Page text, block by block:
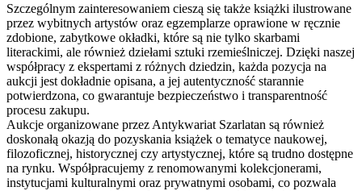
Szczególnym zainteresowaniem cieszą się także książki ilustrowane
przez wybitnych artystów oraz egzemplarze oprawione w ręcznie
zdobione, zabytkowe okładki, które są nie tylko skarbami
literackimi, ale również dziełami sztuki rzemieślniczej. Dzięki naszej
współpracy z ekspertami z różnych dziedzin, każda pozycja na
aukcji jest dokładnie opisana, a jej autentyczność starannie
potwierdzona, co gwarantuje bezpieczeństwo i transparentność
procesu zakupu.
Aukcje organizowane przez Antykwariat Szarlatan są również
doskonałą okazją do pozyskania książek o tematyce naukowej,
filozoficznej, historycznej czy artystycznej, które są trudno dostępne
na rynku. Współpracujemy z renomowanymi kolekcjonerami,
instytucjami kulturalnymi oraz prywatnymi osobami, co pozwala